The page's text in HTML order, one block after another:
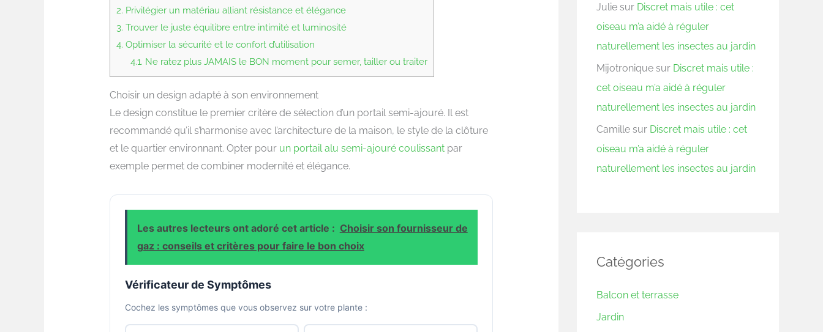
2. Privilégier un matériau alliant résistance et élégance
3. Trouver le juste équilibre entre intimité et luminosité
4. Optimiser la sécurité et le confort d’utilisation
4.1. Ne ratez plus JAMAIS le BON moment pour semer, tailler ou traiter
Choisir un design adapté à son environnement
Le design constitue le premier critère de sélection d’un portail semi-ajouré. Il est
recommandé qu’il s’harmonise avec l’architecture de la maison, le style de la clôture
et le quartier environnant. Opter pour un portail alu semi-ajouré coulissantpar
exemple permet de combiner modernité et élégance.
Les autres lecteurs ont adoré cet article : Choisir son fournisseur de
gaz : conseils et critères pour faire le bon choix
Vérificateur de Symptômes
Cochez les symptômes que vous observez sur votre plante :
Julie sur Discret mais utile : cet
oiseau m’a aidé à réguler
naturellement les insectes au jardin
Mijotronique sur Discret mais utile :
cet oiseau m’a aidé à réguler
naturellement les insectes au jardin
Camille sur Discret mais utile : cet
oiseau m’a aidé à réguler
naturellement les insectes au jardin
Catégories
Balcon et terrasse
Jardin